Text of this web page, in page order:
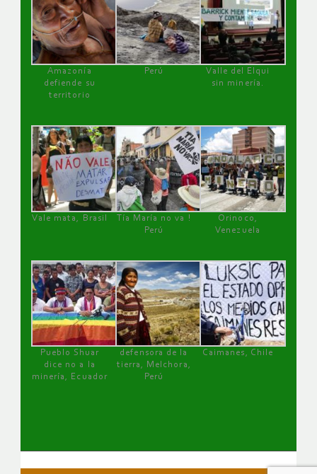
Amazonía
defiende su
territorio
Perú
Valle del Elqui
sin minería.
Vale mata, Brasil
Tía María no va !
Perú
Orinoco,
Venezuela
Pueblo Shuar
dice no a la
minería, Ecuador
defensora de la
tierra, Melchora,
Perú
Caimanes, Chile